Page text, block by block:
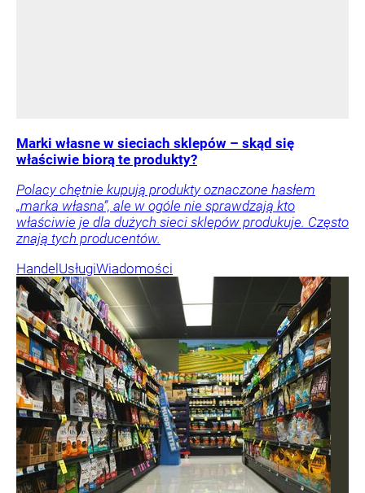
Marki własne w sieciach sklepów – skąd się
właściwie biorą te produkty?
Polacy chętnie kupują produkty oznaczone hasłem
„marka własna”, ale w ogóle nie sprawdzają kto
właściwie je dla dużych sieci sklepów produkuje. Często
znają tych producentów.
Handel UsługiWiadomości